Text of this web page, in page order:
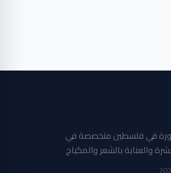
في فلسطين متخصصة في
والعناية بالشعر والمكياج